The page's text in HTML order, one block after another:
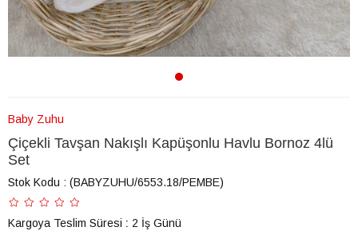
Baby Zuhu
Çiçekli Tavşan Nakışlı Kapüşonlu Havlu Bornoz 4lü
Set
Stok Kodu (BABYZUHU/6553.18/PEMBE)
Kargoya Teslim Süresi : 2 İş Günü